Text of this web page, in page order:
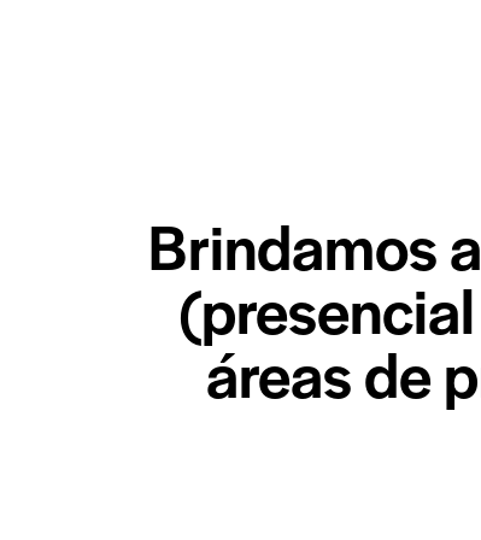
Brindamos
áreas de